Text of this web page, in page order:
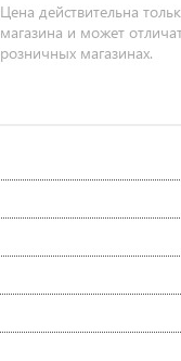
Цена действительна
магазина и может
розничных магазинах.